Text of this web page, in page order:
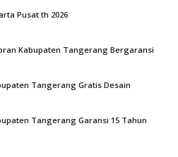
Pusat th 2026
Kabupaten Tangerang Bergaransi
Tangerang Gratis Desain
Tangerang Garansi 15 Tahun